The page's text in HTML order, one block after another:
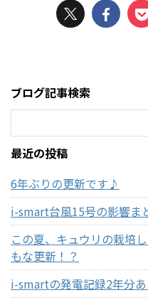
ブログ記事検索
最近の投稿
6年ぶりの更新です♪
i-smart台風15号の影響ま
この夏、キュウリの栽培
もな更新！？
i-smartの発電記録2年分あ